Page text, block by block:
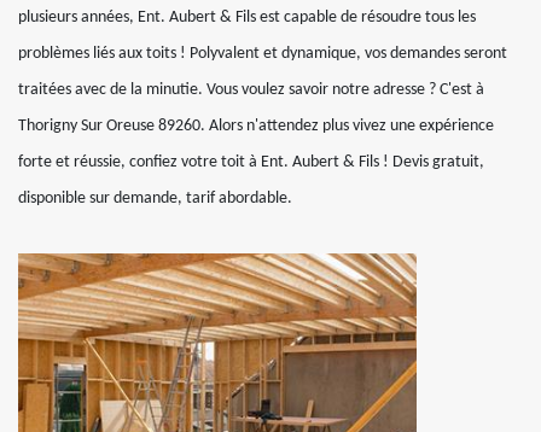
plusieurs années, Ent. Aubert & Fils est capable de résoudre tous les
problèmes liés aux toits ! Polyvalent et dynamique, vos demandes seront
traitées avec de la minutie. Vous voulez savoir notre adresse ? C'est à
Thorigny Sur Oreuse 89260. Alors n'attendez plus vivez une expérience
forte et réussie, confiez votre toit à Ent. Aubert & Fils ! Devis gratuit,
disponible sur demande, tarif abordable.